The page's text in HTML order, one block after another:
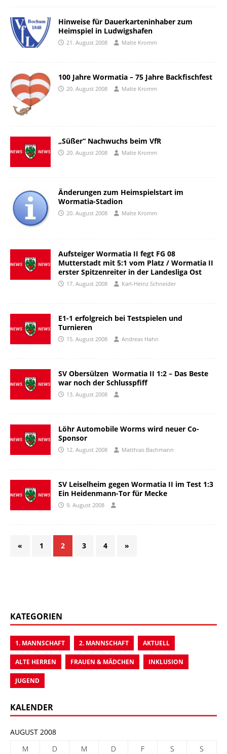
Hinweise für Dauerkarteninhaber zum
Heimspiel in Ludwigshafen
21. August 2008 Malte Kromm
100 Jahre Wormatia – 75 Jahre Backfischfest
20. August 2008 Malte Kromm
„Süßer“ Nachwuchs beim VfR
20. August 2008 Malte Kromm
Änderungen zum Heimspielstart im
Wormatia-Stadion
20. August 2008 Malte Kromm
Aufsteiger Wormatia II fegt FG 08
Mutterstadt mit 5:1 vom Platz / Wormatia II
erster Spitzenreiter in der Landesliga Ost
17. August 2008 Karl-Heinz Schneider
E1-1 erfolgreich bei Testspielen und
Turnieren
15. August 2008 Andreas Hahn
SV Obersülzen  Wormatia II 1:2 – Das Beste
war noch der Schlusspfiff
13. August 2008
Löhr Automobile Worms wird neuer Co-
Sponsor
12. August 2008 Matthias Bachmann
SV Leiselheim gegen Wormatia II im Test 1:3 
Ein Heidenmann-Tor für Mecke
9. August 2008
« 1 2 3 4 »
KATEGORIEN
1. MANNSCHAFT 2. MANNSCHAFT AKTUELL
ALTE HERREN FRAUEN & MÄDCHEN INKLUSION
JUGEND
KALENDER
AUGUST 2008
M
D M D F S S